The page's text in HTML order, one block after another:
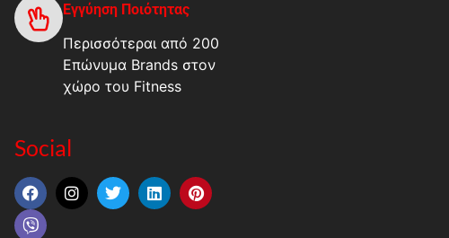
Εγγύηση Ποιότητας
Περισσότεραι από 200
Επώνυμα Brands στον
χώρο του Fitness
Social